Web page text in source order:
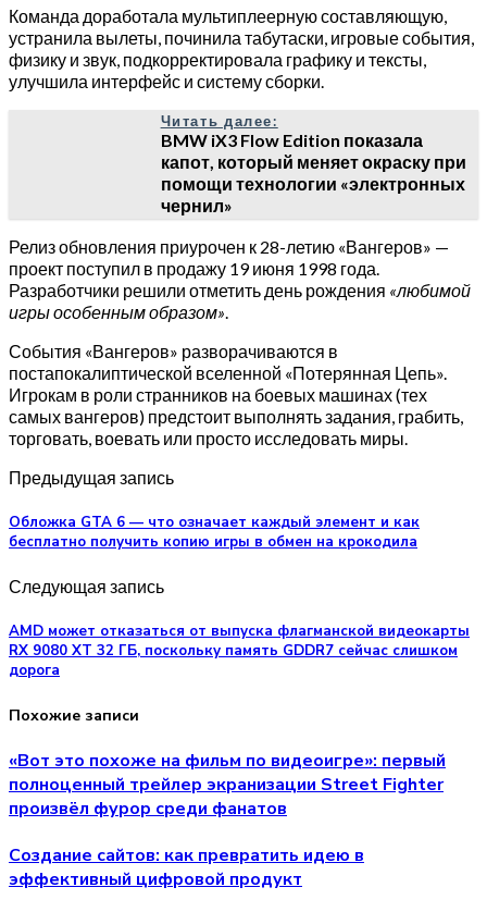
Команда доработала мультиплеерную составляющую,
устранила вылеты, починила табутаски, игровые события,
физику и звук, подкорректировала графику и тексты,
улучшила интерфейс и систему сборки.
Читать далее:
BMW iX3 Flow Edition показала
капот, который меняет окраску при
помощи технологии «электронных
чернил»
Релиз обновления приурочен к 28-летию «Вангеров» —
проект поступил в продажу 19 июня 1998 года.
Разработчики решили отметить день рождения «любимой
игры особенным образом».
События «Вангеров» разворачиваются в
постапокалиптической вселенной «Потерянная Цепь».
Игрокам в роли странников на боевых машинах (тех
самых вангеров) предстоит выполнять задания, грабить,
торговать, воевать или просто исследовать миры.
Предыдущая запись
Обложка GTA 6 — что означает каждый элемент и как
бесплатно получить копию игры в обмен на крокодила
Следующая запись
AMD может отказаться от выпуска флагманской видеокарты
RX 9080 XT 32 ГБ, поскольку память GDDR7 сейчас слишком
дорога
Похожие записи
«Вот это похоже на фильм по видеоигре»: первый
полноценный трейлер экранизации Street Fighter
произвёл фурор среди фанатов
Создание сайтов: как превратить идею в
эффективный цифровой продукт